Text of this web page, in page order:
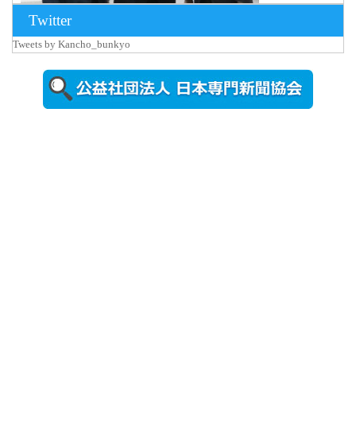
2026年8月5日
更新
農工大で大
Twitter
Tweets by Kancho_bunkyo